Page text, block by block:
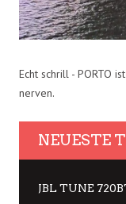
Echt schrill - PORTO
nerven.
NEUESTE